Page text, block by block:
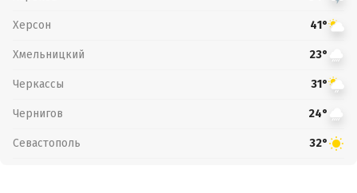
Херсон 41°
Хмельницкий 23°
Черкассы 31°
Чернигов 24°
Севастополь 32°